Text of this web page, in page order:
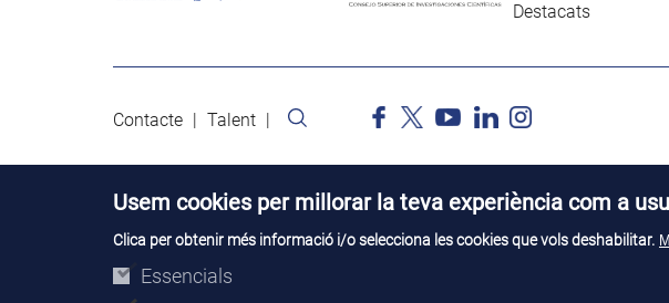
Destacats
Contacte Talent
Usem cookies per millorar la teva experiència com a
Clica per obtenir més informació i/o selecciona les cookies que vols deshabilitar.
Essencials